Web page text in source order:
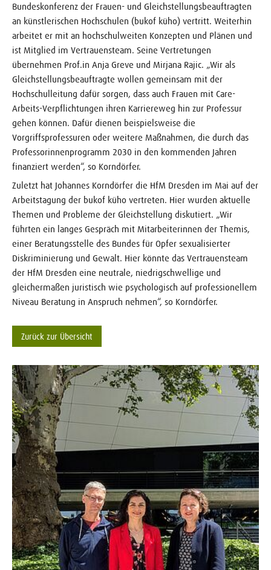
Bundeskonferenz der Frauen- und Gleichstellungsbeauftragten
an künstlerischen Hochschulen (bukof küho) vertritt. Weiterhin
arbeitet er mit an hochschulweiten Konzepten und Plänen und
ist Mitglied im Vertrauensteam. Seine Vertretungen
übernehmen Prof.in Anja Greve und Mirjana Rajic. „Wir als
Gleichstellungsbeauftragte wollen gemeinsam mit der
Hochschulleitung dafür sorgen, dass auch Frauen mit Care-
Arbeits-Verpflichtungen ihren Karriereweg hin zur Professur
gehen können. Dafür dienen beispielsweise die
Vorgriffsprofessuren oder weitere Maßnahmen, die durch das
Professorinnenprogramm 2030 in den kommenden Jahren
finanziert werden“, so Korndörfer.
Zuletzt hat Johannes Korndörfer die HfM Dresden im Mai auf der
Arbeitstagung der bukof küho vertreten. Hier wurden aktuelle
Themen und Probleme der Gleichstellung diskutiert. „Wir
führten ein langes Gespräch mit Mitarbeiterinnen der Themis,
einer Beratungsstelle des Bundes für Opfer sexualisierter
Diskriminierung und Gewalt. Hier könnte das Vertrauensteam
der HfM Dresden eine neutrale, niedrigschwellige und
gleichermaßen juristisch wie psychologisch auf professionellem
Niveau Beratung in Anspruch nehmen“, so Korndörfer.
Zurück zur Übersicht